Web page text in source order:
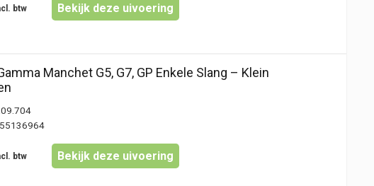
Bekijk deze uivoering
Manchet G5, G7, GP Enkele Slang – Klein
Bekijk deze uivoering